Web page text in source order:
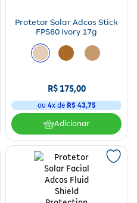
Protetor Solar Adcos Stick
FPS80 Ivory 17g
R$175,00
ou 4x de R$ 43,75
Adicionar